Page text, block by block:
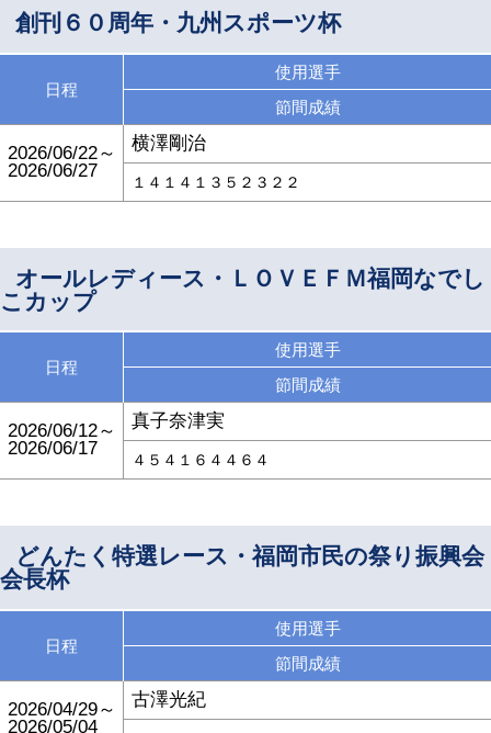
創刊６０周年・九州スポーツ杯
日程
使用選手
節間成績
2026/06/22～
2026/06/27
横澤剛治
１４１４１３５２３２２
オールレディース・ＬＯＶＥＦＭ福岡なでし
こカップ
日程
使用選手
節間成績
2026/06/12～
2026/06/17
真子奈津実
４５４１６４４６４
どんたく特選レース・福岡市民の祭り振興会
会長杯
日程
使用選手
節間成績
2026/04/29～
2026/05/04
古澤光紀